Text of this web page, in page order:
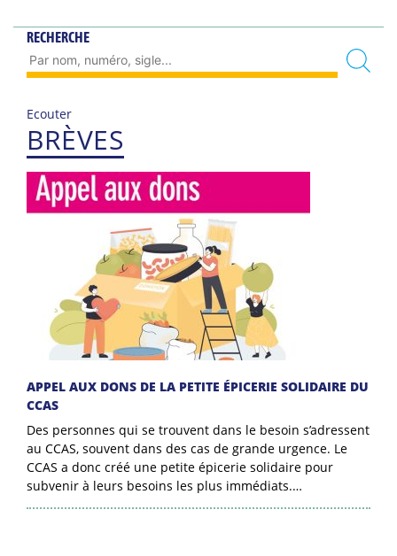
RECHERCHE
Ecouter
BRÈVES
APPEL AUX DONS DE LA PETITE ÉPICERIE SOLIDAIRE DU
CCAS
Des personnes qui se trouvent dans le besoin s’adressent
au CCAS, souvent dans des cas de grande urgence. Le
CCAS a donc créé une petite épicerie solidaire pour
subvenir à leurs besoins les plus immédiats.…